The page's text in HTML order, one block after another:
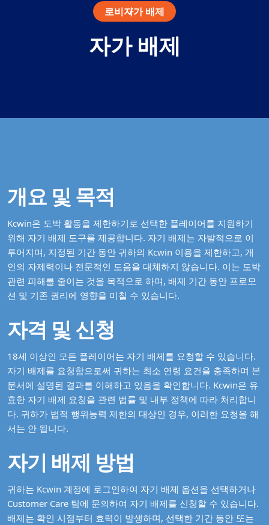
로비자가 배제
자가 배제
개요 및 목적
Kcwin은 도박 활동을 제한하기로 선택한 플레이어를 지원하기
위해 자기 배제 도구를 제공합니다. 자기 배제는 자발적으로 이
루어지며, 지정된 기간 동안 귀하의 Kcwin 이용을 제한하고, 개
인의 자제력이나 전문적인 도움을 대체하지 않습니다. 이는 도박
관련 피해를 줄이는 것을 목적으로 하며, 배제 기간 동안 프로모
션 및 기존 권리에 영향을 미칠 수 있습니다.
자격 및 신청
18세 이상인 모든 플레이어는 자기 배제를 요청할 수 있습니다.
자기 배제를 요청함으로써 귀하는 최소 연령 요건을 충족하며 본
문서에 설명된 결과를 이해하고 있음을 확인합니다. Kcwin은 유
효한 자기 배제 요청을 관련 법률 및 내부 정책에 따라 처리합니
다. 귀하가 법적 행위능력 제한의 대상인 경우, 이러한 요청을 해
서는 안 됩니다.
자기 배제 방법
귀하는 Kcwin 계정에 로그인하여 자기 배제 옵션을 선택하거나
Customer Care 팀에 문의하여 자기 배제를 신청할 수 있습니다.
배제는 확인 시점부터 효력이 발생하며, 선택한 기간 동안 또는